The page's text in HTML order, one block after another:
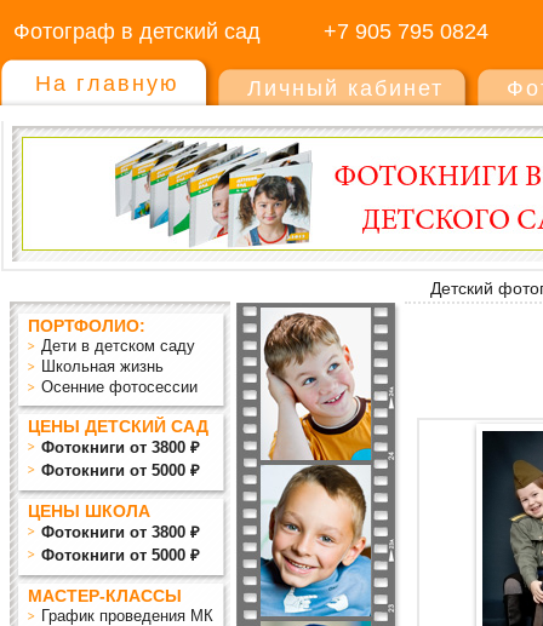
Фотограф в детский сад +7 905 795 0824
На главную Личный кабинет
Детский
ПОРТФОЛИО:
Дети в детском саду
Школьная жизнь
Осенние фотосессии
ЦЕНЫ ДЕТСКИЙ САД
Фотокниги от 3800 ₽
Фотокниги от 5000 ₽
ЦЕНЫ ШКОЛА
Фотокниги от 3800 ₽
Фотокниги от 5000 ₽
МАСТЕР-КЛАССЫ
График проведения МК